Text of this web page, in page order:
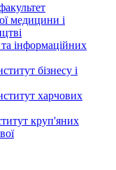
медицини і
інформаційних
бізнесу і
харчових
круп'яних